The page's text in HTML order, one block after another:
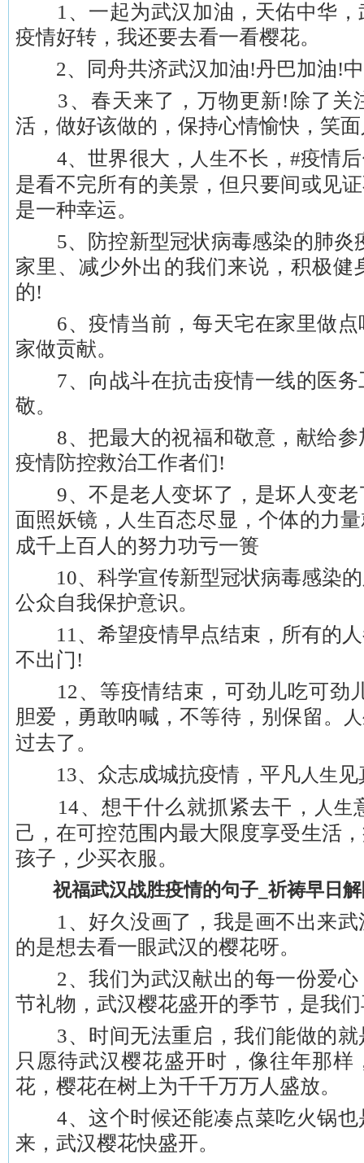
1、一起为武汉加油，天佑中华，
疫情好转，我还要去看一看樱花。
2、同舟共济武汉加油!丹巴加油!中
3、春天来了，万物更新!除了关
活，做好该做的，保持心情愉快，笑面
4、世界很大， 人生不长，#疫情
是看不完所有的美景，但只要间或见
是一种幸运。
5、防控新型冠状病毒感染的肺炎
家里、减少外出的我们来说，积极健
的!
6、疫情当前，每天宅在家里做点
家做贡献。
7、向战斗在抗击疫情一线的医务
敬。
8、把最大的祝福和敬意，献给参
疫情防控救治工作者们!
9、不是老人变坏了，是坏人变老
面照妖镜，
人生百态尽显，个体的力
成千上百人的努力功亏一篑
10、科学宣传新型冠状病毒感染的
公众自我保护意识。
11、希望疫情早点结束，所有的人
不出门!
12、等疫情结束，可劲儿吃可劲
胆爱，勇敢呐喊，不等待，别保留。
过去了。
13、众志成城抗疫情，平凡人生
14、想干什么就抓紧去干，
人生
己，在可控范围内最大限度享受生活
孩子，少买衣服。
祝福武汉战胜疫情的句子_祈祷早日解
1、好久没画了，我是画不出来武
的是想去看一眼武汉的樱花呀。
2、我们为武汉献出的每一份爱心
节礼物，武汉樱花盛开的季节，是我
3、时间无法重启，我们能做的就
只愿待武汉樱花盛开时，像往年那
花，樱花在树上为千千万万人盛放。
4、这个时候还能凑点菜吃火锅也
来，武汉樱花快盛开。